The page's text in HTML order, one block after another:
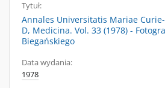
Tytuł:
Annales Universitatis Mariae Curie-
D, Medicina. Vol. 33 (1978) -
Biegańskiego
Data wydania:
1978